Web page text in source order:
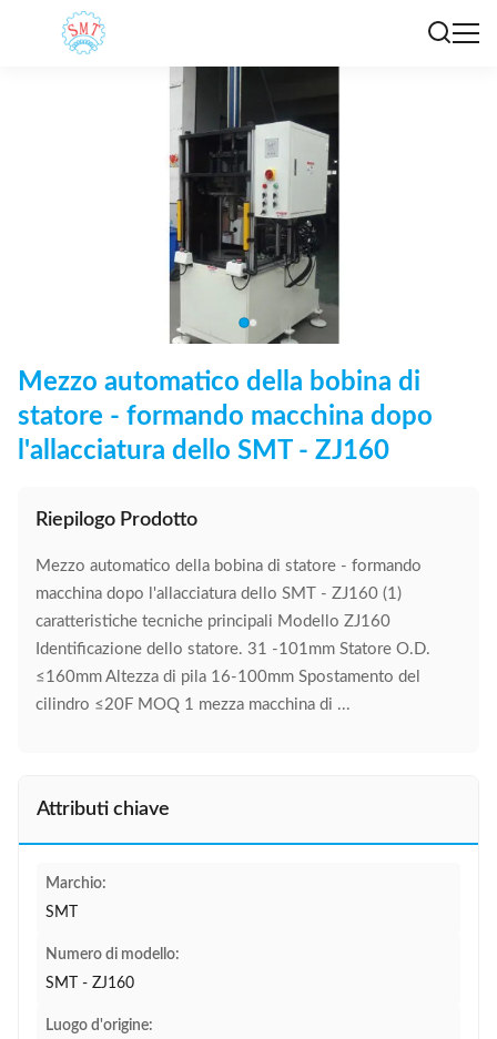
Mezzo automatico della bobina di
statore - formando macchina dopo
l'allacciatura dello SMT - ZJ160
Riepilogo Prodotto
Mezzo automatico della bobina di statore - formando
macchina dopo l'allacciatura dello SMT - ZJ160 (1)
caratteristiche tecniche principali Modello ZJ160
Identificazione dello statore. 31 -101mm Statore O.D.
≤160mm Altezza di pila 16-100mm Spostamento del
cilindro ≤20F MOQ 1 mezza macchina di ...
Attributi chiave
Marchio:
SMT
Numero di modello:
SMT - ZJ160
Luogo d'origine: